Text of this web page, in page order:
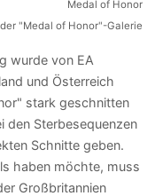
"Medal of Honor"-Galerie
wurde von EA
und Österreich
stark geschnitten
den Sterbesequenzen
Schnitte geben.
haben möchte, muss
Großbritannien